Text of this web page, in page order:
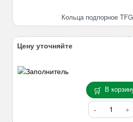
80*85*1.25
Кольца подпорное
В
Количество
товара
Цену уточняйте